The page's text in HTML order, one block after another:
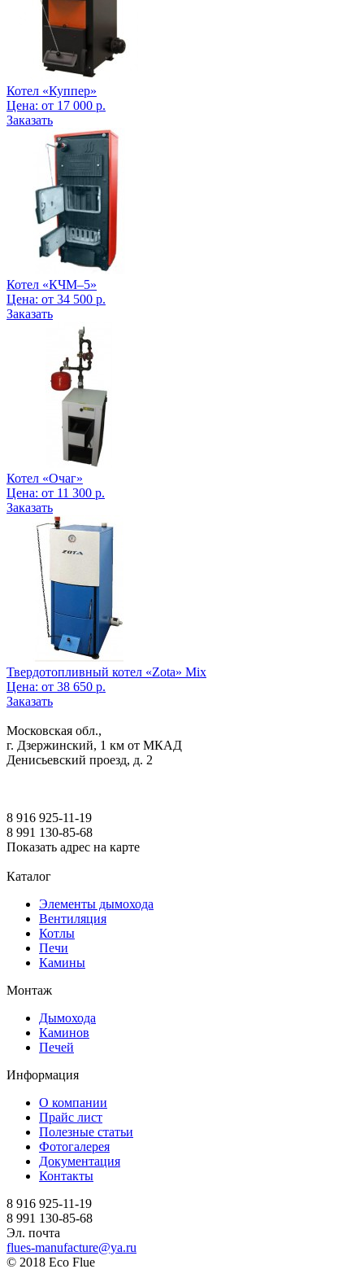
Котел «Куппер»
Цена: от 17 000 р.
Заказать
Котел «КЧМ–5»
Цена: от 34 500 р.
Заказать
Котел «Очаг»
Цена: от 11 300 р.
Заказать
Твердотопливный котел «Zota» Mix
Цена: от 38 650 р.
Заказать
Московская обл.,
г. Дзержинский, 1 км от МКАД
Денисьевский проезд, д. 2
8 916 925-11-19
8 991 130-85-68
Показать адрес на карте
Каталог
Элементы дымохода
Вентиляция
Котлы
Печи
Камины
Монтаж
Дымохода
Каминов
Печей
Информация
О компании
Прайс лист
Полезные статьи
Фотогалерея
Документация
Контакты
8 916 925-11-19
8 991 130-85-68
Эл. почта
flues-manufacture@ya.ru
© 2018 Eco Flue